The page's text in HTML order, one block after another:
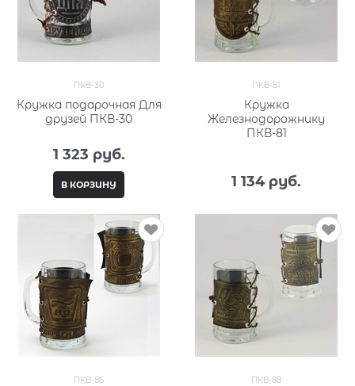
ПКВ-30
Кружка подарочная Для
друзей ПКВ-30
1 323 руб.
В КОРЗИНУ
ПКВ-81
Кружка
Железнодорожнику
ПКВ-81
1 134 руб.
ПКВ-86 ПКВ-88